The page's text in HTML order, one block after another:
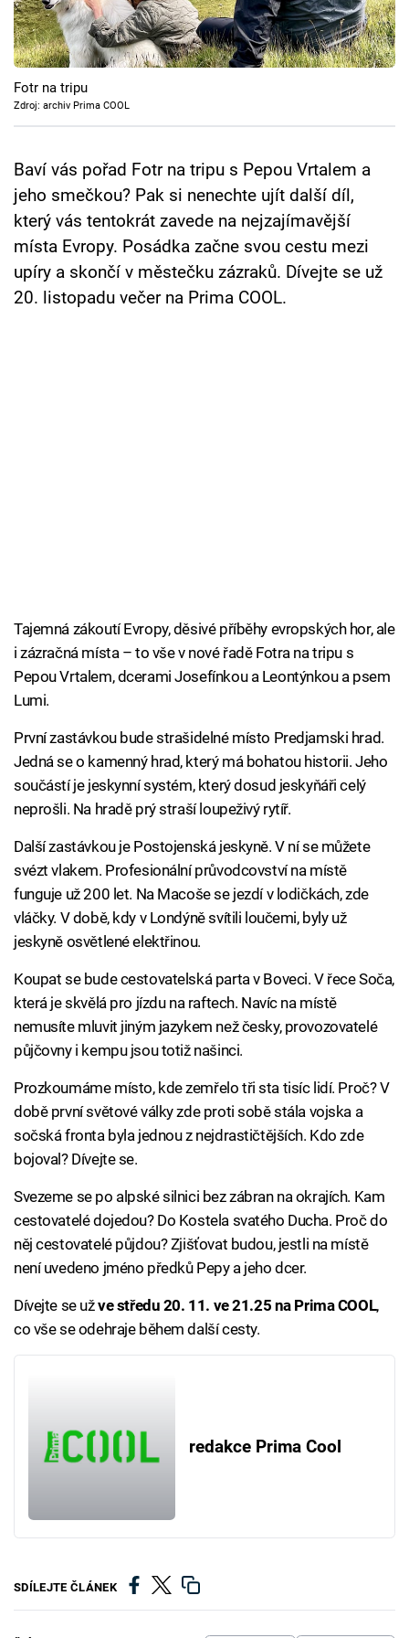
Cool Esport
Pořady
TV Program
Přihlášení
Sledujte nás
Fotr na tripu
Zdroj: archiv Prima COOL
Baví vás pořad Fotr na tripu s Pepou Vrtalem a
jeho smečkou? Pak si nenechte ujít další díl,
který vás tentokrát zavede na nejzajímavější
místa Evropy. Posádka začne svou cestu mezi
upíry a skončí v městečku zázraků. Dívejte se už
20. listopadu večer na Prima COOL.
Tajemná zákoutí Evropy, děsivé příběhy evropských hor, ale
i zázračná místa – to vše v nové řadě Fotra na tripu s
Pepou Vrtalem, dcerami Josefínkou a Leontýnkou a psem
Lumi.
První zastávkou bude strašidelné místo Predjamski hrad.
Jedná se o kamenný hrad, který má bohatou historii. Jeho
součástí je jeskynní systém, který dosud jeskyňáři celý
neprošli. Na hradě prý straší loupeživý rytíř.
Další zastávkou je Postojenská jeskyně. V ní se můžete
svézt vlakem. Profesionální průvodcovství na místě
funguje už 200 let. Na Macoše se jezdí v lodičkách, zde
vláčky. V době, kdy v Londýně svítili loučemi, byly už
jeskyně osvětlené elektřinou.
Koupat se bude cestovatelská parta v Boveci. V řece Soča,
která je skvělá pro jízdu na raftech. Navíc na místě
nemusíte mluvit jiným jazykem než česky, provozovatelé
půjčovny i kempu jsou totiž našinci.
Prozkoumáme místo, kde zemřelo tři sta tisíc lidí. Proč? V
době první světové války zde proti sobě stála vojska a
sočská fronta byla jednou z nejdrastičtějších. Kdo zde
bojoval? Dívejte se.
Svezeme se po alpské silnici bez zábran na okrajích. Kam
cestovatelé dojedou? Do Kostela svatého Ducha. Proč do
něj cestovatelé půjdou? Zjišťovat budou, jestli na místě
není uvedeno jméno předků Pepy a jeho dcer.
Dívejte se užve středu 20. 11. ve 21.25 na Prima COOL,
co vše se odehraje během další cesty.
redakce Prima Cool
SDÍLEJTE ČLÁNEK